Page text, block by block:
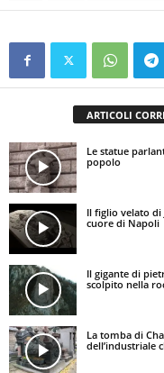
ARTICOLI
Le statue
popolo
Il figlio velato di
cuore di Napoli
Il gigante di
scolpito nella
La tomba di
dell’industriale